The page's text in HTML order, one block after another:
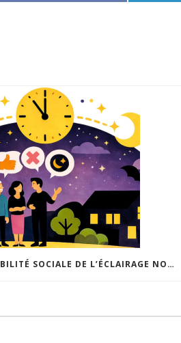
ACCEPTABILITÉ SOCIALE DE L’ÉCLAIRAGE NOCTURNE : LE REPLAY EST DISPONIBLE